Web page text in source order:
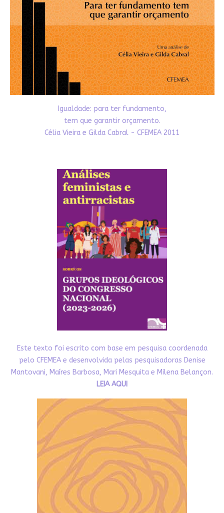
Igualdade: para ter fundamento,
tem que garantir orçamento.
Célia Vieira e Gilda Cabral - CFEMEA 2011
Este texto foi escrito com base em pesquisa coordenada
pelo CFEMEA e desenvolvida pelas pesquisadoras Denise
Mantovani, Maíres Barbosa, Mari Mesquita e Milena Belançon.
LEIA AQUI